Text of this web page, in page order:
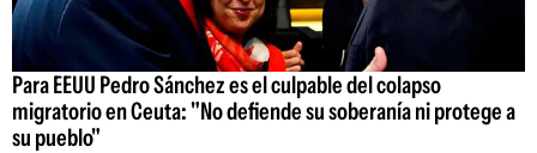
Para EEUU Pedro Sánchez es el culpable del colapso
migratorio en Ceuta: "No defiende su soberanía ni protege a
su pueblo"